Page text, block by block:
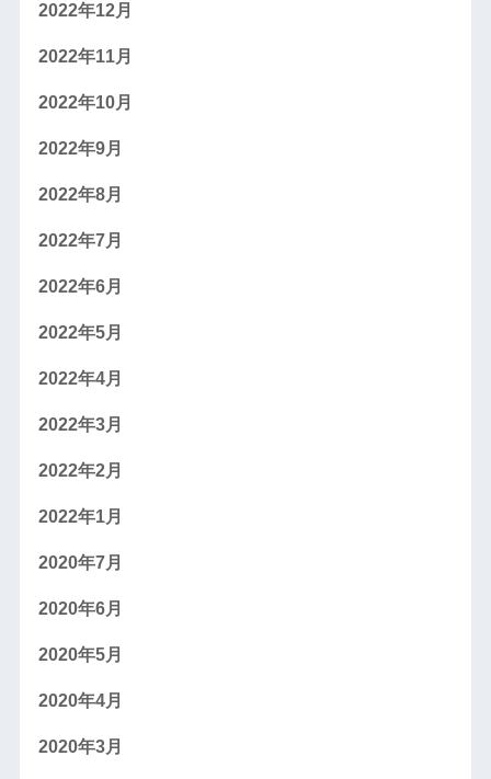
2022年12月
2022年11月
2022年10月
2022年9月
2022年8月
2022年7月
2022年6月
2022年5月
2022年4月
2022年3月
2022年2月
2022年1月
2020年7月
2020年6月
2020年5月
2020年4月
2020年3月